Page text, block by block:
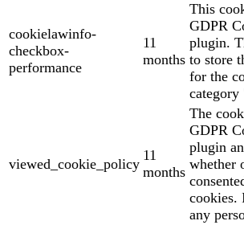
cookielawinfo-
checkbox-
performance
11
months
This
GDPR
plugin.
to store
for the
category
viewed_cookie_policy
11
months
The
GDPR
plugin
whether
cookies.
any